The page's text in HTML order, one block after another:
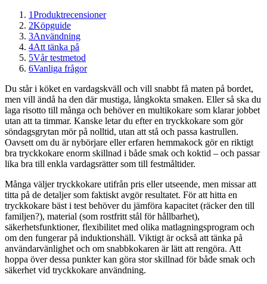
1Produktrecensioner
2Köpguide
3Användning
4Att tänka på
5Vår testmetod
6Vanliga frågor
Du står i köket en vardagskväll och vill snabbt få maten på bordet,
men vill ändå ha den där mustiga, långkokta smaken. Eller så ska du
laga risotto till många och behöver en multikokare som klarar jobbet
utan att ta timmar. Kanske letar du efter en tryckkokare som gör
söndagsgrytan mör på nolltid, utan att stå och passa kastrullen.
Oavsett om du är nybörjare eller erfaren hemmakock gör en riktigt
bra tryckkokare enorm skillnad i både smak och koktid – och passar
lika bra till enkla vardagsrätter som till festmåltider.
Många väljer tryckkokare utifrån pris eller utseende, men missar att
titta på de detaljer som faktiskt avgör resultatet. För att hitta en
tryckkokare bäst i test behöver du jämföra kapacitet (räcker den till
familjen?), material (som rostfritt stål för hållbarhet),
säkerhetsfunktioner, flexibilitet med olika matlagningsprogram och
om den fungerar på induktionshäll. Viktigt är också att tänka på
användarvänlighet och om snabbkokaren är lätt att rengöra. Att
hoppa över dessa punkter kan göra stor skillnad för både smak och
säkerhet vid tryckkokare användning.